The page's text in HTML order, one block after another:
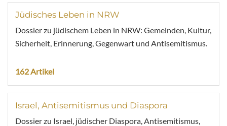
Jüdisches Leben in NRW
Dossier zu jüdischem Leben in NRW: Gemeinden, Kultur,
Sicherheit, Erinnerung, Gegenwart und Antisemitismus.
162 Artikel
Israel, Antisemitismus und Diaspora
Dossier zu Israel, jüdischer Diaspora, Antisemitismus,